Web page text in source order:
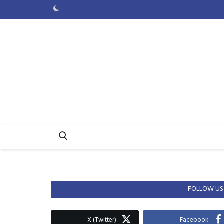
FOLLOW US
Facebook
X (Twitter)